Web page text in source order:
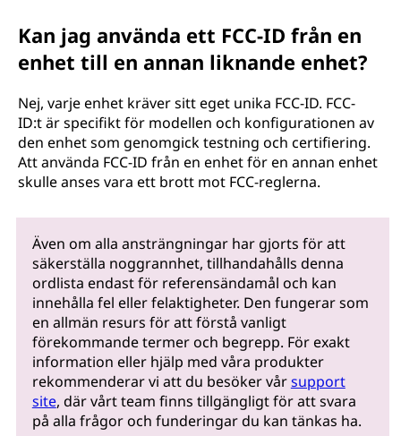
Kan jag använda ett FCC-ID från en
enhet till en annan liknande enhet?
Nej, varje enhet kräver sitt eget unika FCC-ID. FCC-
ID:t är specifikt för modellen och konfigurationen av
den enhet som genomgick testning och certifiering.
Att använda FCC-ID från en enhet för en annan enhet
skulle anses vara ett brott mot FCC-reglerna.
Även om alla ansträngningar har gjorts för att
säkerställa noggrannhet, tillhandahålls denna
ordlista endast för referensändamål och kan
innehålla fel eller felaktigheter. Den fungerar som
en allmän resurs för att förstå vanligt
förekommande termer och begrepp. För exakt
information eller hjälp med våra produkter
rekommenderar vi att du besöker vårsupport
site, där vårt team finns tillgängligt för att svara
på alla frågor och funderingar du kan tänkas ha.